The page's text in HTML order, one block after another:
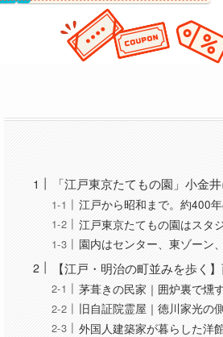
「江戸東京たてもの園」小金
江戸から昭和まで。約400
江戸東京たてもの園はスタ
園内はセンター、東ゾーン
【江戸・明治の町並みを歩く
茅葺きの民家｜囲炉裏で燻
旧自証院霊屋｜徳川家光の
外国人建築家が暮らした洋